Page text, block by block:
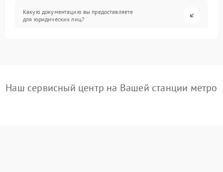
Какую документацию вы предоставляете
для юридических лиц?
Наш сервисный центр на Вашей станции метро